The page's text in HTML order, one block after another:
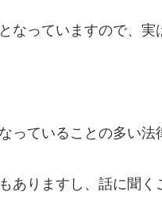
なっていますので、実
っていることの多い法
ありますし、話に聞く